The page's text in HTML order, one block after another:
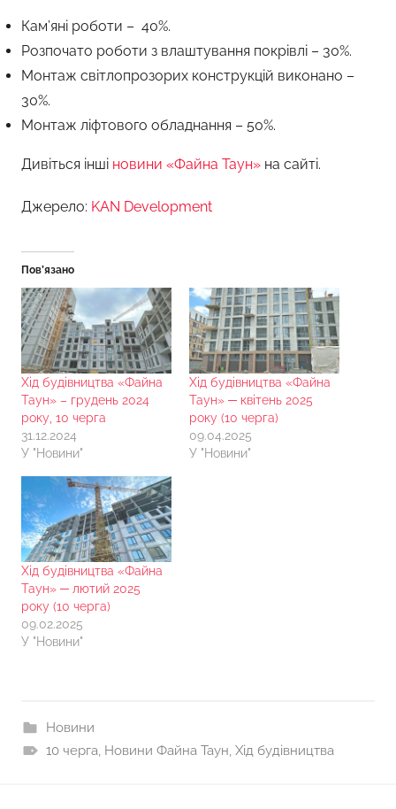
Кам’яні роботи – 40%.
Розпочато роботи з влаштування покрівлі – 30%.
Монтаж світлопрозорих конструкцій виконано –
30%.
Монтаж ліфтового обладнання – 50%.
Дивіться інші новини «Файна Таун» на сайті.
Джерело: KAN Development
Пов’язано
Хід будівництва «Файна
Таун» – грудень 2024
року, 10 черга
31.12.2024
У "Новини"
Хід будівництва «Файна
Таун» ─ квітень 2025
року (10 черга)
09.04.2025
У "Новини"
Хід будівництва «Файна
Таун» ─ лютий 2025
року (10 черга)
09.02.2025
У "Новини"
Новини
10 черга, Новини Файна Таун, Хід будівництва